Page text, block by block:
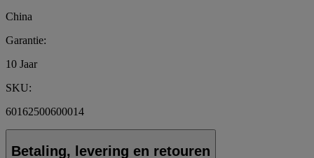
China
Garantie:
10 Jaar
SKU:
60162500600014
Betaling, levering en retouren